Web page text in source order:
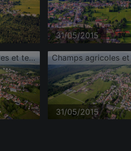
31/05/2015
Champs agricoles et terres arables
31/05/2015